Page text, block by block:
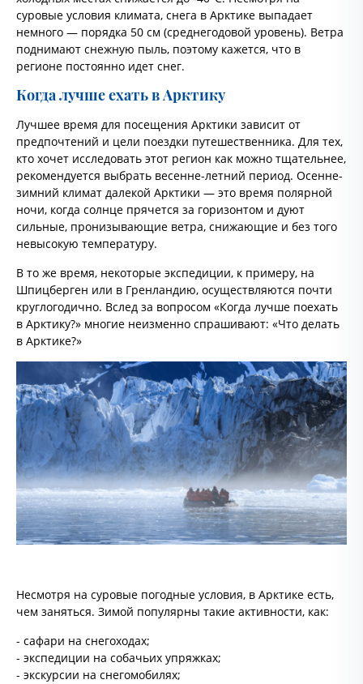
суровые условия климата, снега в Арктике выпадает
немного — порядка 50 см (среднегодовой уровень). Ветра
поднимают снежную пыль, поэтому кажется, что в
регионе постоянно идет снег.
Когда лучше ехать в Арктику
Лучшее время для посещения Арктики зависит от
предпочтений и цели поездки путешественника. Для тех,
кто хочет исследовать этот регион как можно тщательнее,
рекомендуется выбрать весенне-летний период. Осенне-
зимний климат далекой Арктики — это время полярной
ночи, когда солнце прячется за горизонтом и дуют
сильные, пронизывающие ветра, снижающие и без того
невысокую температуру.
В то же время, некоторые экспедиции, к примеру, на
Шпицберген или в Гренландию, осуществляются почти
круглогодично. Вслед за вопросом «Когда лучше поехать
в Арктику?» многие неизменно спрашивают: «Что делать
в Арктике?»
Несмотря на суровые погодные условия, в Арктике есть,
чем заняться. Зимой популярны такие активности, как:
- сафари на снегоходах;
- экспедиции на собачьих упряжках;
- экскурсии на снегомобилях;